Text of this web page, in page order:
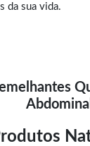
da sua vida.
Abdominal